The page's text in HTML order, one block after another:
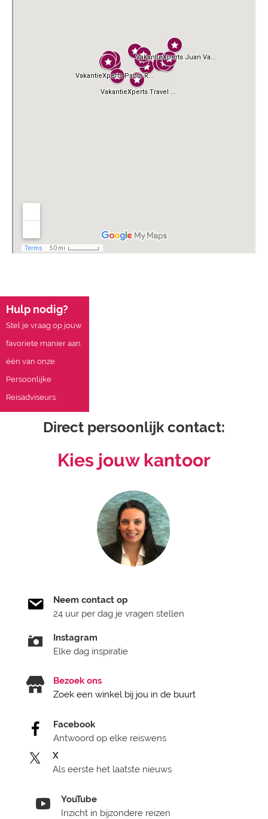
Hulp nodig?
Stel je vraag op jouw
favoriete manier aan
één van onze
Persoonlijke
Reisadviseurs.
Direct persoonlijk contact:
Kies jouw kantoor
Neem contact op
24 uur per dag je vragen stellen
Instagram
Elke dag inspiratie
Bezoek ons
Zoek een winkel bij jou in de buurt
Facebook
Antwoord op elke reiswens
X
Als eerste het laatste nieuws
YouTube
Inzicht in bijzondere reizen